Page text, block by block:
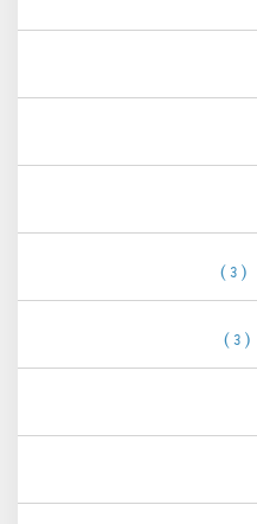
( 3 )
( 3 )